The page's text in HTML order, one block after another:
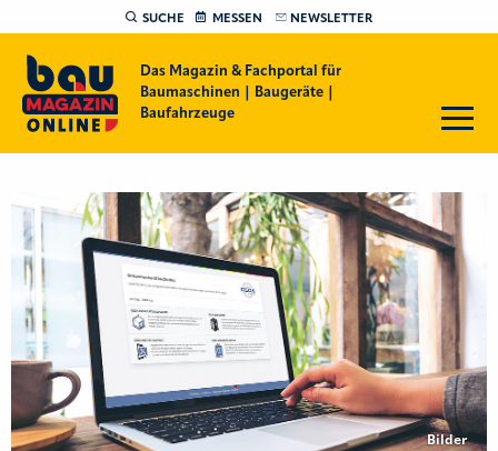
SUCHE MESSEN NEWSLETTER
Das Magazin & Fachportal für
Baumaschinen | Baugeräte |
Baufahrzeuge
Bilder